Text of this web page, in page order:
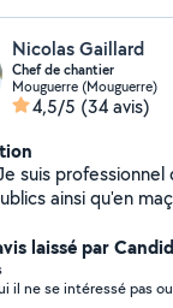
Nicolas Gaillard
Chef de chantier
Mouguerre (Mouguerre)
4,5/5 (34 avis)
suis
ainsi qu'en maçonnerie.
d'allées carrossables
(enrobés, béton
à la pelle
laissé par
Je